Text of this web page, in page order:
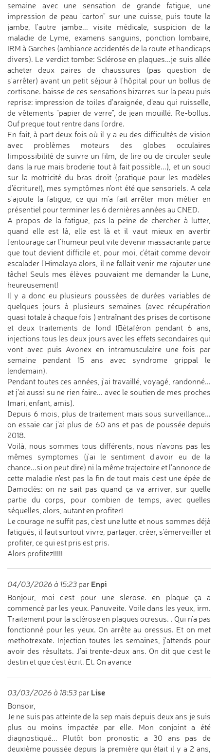
semaine avec une sensation de grande fatigue, une
impression de peau "carton" sur une cuisse, puis toute la
jambe, l'autre jambe... visite médicale, suspicion de la
maladie de Lyme, examens sanguins, ponction lombaire,
IRM à Garches (ambiance accidentés de la route et handicaps
divers). Le verdict tombe: Sclérose en plaques...je suis allée
acheter deux paires de chaussures (pas question de
s'arrêter) avant un petit séjour à l'hôpital pour un bollus de
cortisone. baisse de ces sensations bizarres sur la peau puis
reprise: impression de toiles d'araignée, d'eau qui ruisselle,
de vêtements "papier de verre", de jean mouillé. Re-bollus.
Ouf preque tout rentre dans l'ordre.
En fait, à part deux fois où il y a eu des difficultés de vision
avec problèmes moteurs des globes occulaires
(impossibilité de suivre un film, de lire ou de circuler seule
dans la rue mais broderie tout à fait possible...), et un souci
sur la motricité du bras droit (pratique pour les modèles
d'écriture!), mes symptômes n'ont été que sensoriels. A cela
s'ajoute la fatigue, ce qui m'a fait arrêter mon métier en
présentiel pour terminer les 6 dernières années au CNED.
A propos de la fatigue, pas la peine de chercher à lutter,
quand elle est là, elle est là et il vaut mieux en avertir
l'entourage car l'humeur peut vite devenir massacrante parce
que tout devient difficile et, pour moi, c'était comme devoir
escalader l'Himalaya alors, il ne fallait venir me rajouter une
tâche! Seuls mes élèves pouvaient me demander la Lune,
heureusement!
Il y a donc eu plusieurs poussées de durées variables de
quelques jours à plusieurs semaines (avec récupération
quasi totale à chaque fois ) entraînant des prises de cortisone
et deux traitements de fond (Bétaféron pendant 6 ans,
injections tous les deux jours avec les effets secondaires qui
vont avec puis Avonex en intramusculaire une fois par
semaine pendant 15 ans avec syndrome grippal le
lendemain).
Pendant toutes ces années, j'ai travaillé, voyagé, randonné...
et j'ai aussi su ne rien faire... avec le soutien de mes proches
(mari, enfant, amis).
Depuis 6 mois, plus de traitement mais sous surveillance...
on essaie car j'ai plus de 60 ans et pas de poussée depuis
2018.
Voilà, nous sommes tous différents, nous n'avons pas les
mêmes symptomes (j'ai le sentiment d'avoir eu de la
chance...si on peut dire) ni la même trajectoire et l'annonce de
cette maladie n'est pas la fin de tout mais c'est une épée de
Damoclès: on ne sait pas quand ça va arriver, sur quelle
partie du corps, pour combien de temps, avec quelles
séquelles, alors, autant en profiter!
Le courage ne suffit pas, c'est une lutte et nous sommes déjà
fatigués, il faut surtout vivre, partager, créer, s'émerveiller et
profiter, ce qui est pris est pris.
Alors profitez!!!!!
04/03/2026 à 15:23 par Enpi
Bonjour, moi c'est pour une slerose. en plaque ça a
commencé par les yeux. Panuveite. Voile dans les yeux, irm.
Traitement pour la sclérose en plaques ocresus. . Qui n'a pas
fonctionné pour les yeux. On arrête au oressus. Et on met
methotrexate. Injection toutes les semaines, j'attends pour
avoir des résultats. J'ai trente-deux ans. On dit que c'est le
destin et que c'est écrit. Et. On avance
03/03/2026 à 18:53 par Lise
Bonsoir,
Je ne suis pas atteinte de la sep mais depuis deux ans je suis
plus ou moins impactée par elle. Mon conjoint a été
diagnostiqué... Plutôt bon pronostic a 30 ans pas de
deuxième poussée depuis la première qui était il y a 2 ans,